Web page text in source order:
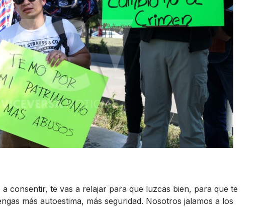
consentir, te vas a relajar para que luzcas bien, para que te
más autoestima, más seguridad. Nosotros jalamos a los